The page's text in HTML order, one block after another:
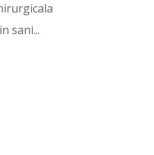
sani...